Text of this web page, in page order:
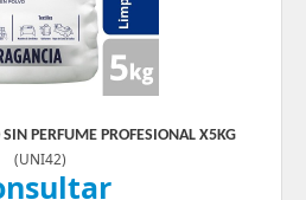
PERFUME PROFESIONAL X5KG
(UNI42)